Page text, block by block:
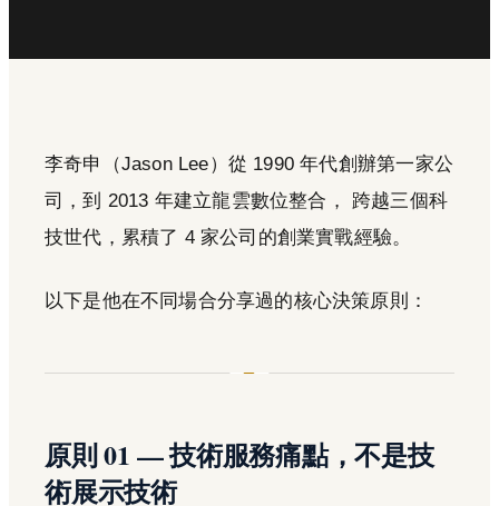
李奇申（Jason Lee）從 1990 年代創辦第一家公
司，到 2013 年建立龍雲數位整合， 跨越三個科
技世代，累積了 4 家公司的創業實戰經驗。
以下是他在不同場合分享過的核心決策原則：
原則 01 — 技術服務痛點，不是技
術展示技術